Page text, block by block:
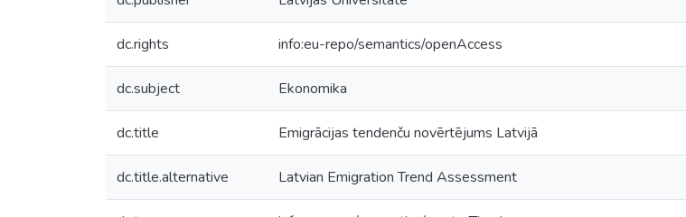
dc.rights info:eu-repo/semantics/openAccess
dc.subject Ekonomika
dc.title Emigrācijas tendenču novērtējums Latvijā
dc.title.alternative Latvian Emigration Trend Assessment